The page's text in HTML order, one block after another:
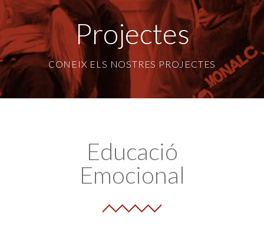
Projectes
CONEIX ELS NOSTRES PROJECTES
Educació
Emocional